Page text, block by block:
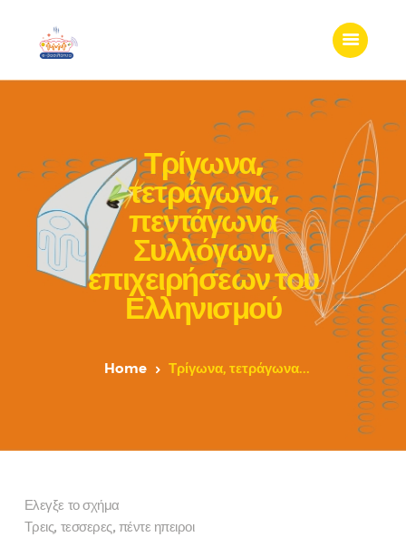
Τρίγωνα,
τετράγωνα,
πεντάγωνα
Συλλόγων,
επιχειρήσεων του
Ελληνισμού
Home Τρίγωνα, τετράγωνα...
Ελεγξε το σχήμα
Τρεις, τεσσερες, πέντε ηπειροι